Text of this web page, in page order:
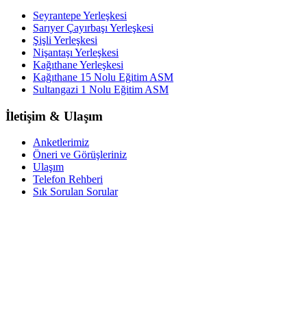
Seyrantepe Yerleşkesi
Sarıyer Çayırbaşı Yerleşkesi
Şişli Yerleşkesi
Nişantaşı Yerleşkesi
Kağıthane Yerleşkesi
Kağıthane 15 Nolu Eğitim ASM
Sultangazi 1 Nolu Eğitim ASM
İletişim & Ulaşım
Anketlerimiz
Öneri ve Görüşleriniz
Ulaşım
Telefon Rehberi
Sık Sorulan Sorular